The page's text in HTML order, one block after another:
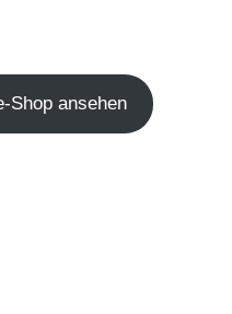
Shop ansehen